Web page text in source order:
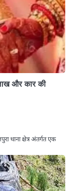
और कार की
थाना क्षेत्र अंतर्गत एक